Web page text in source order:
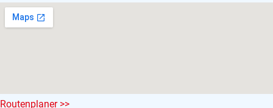
Routenplaner >>